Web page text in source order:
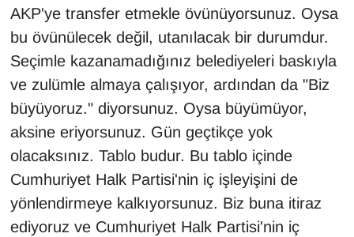
AKP'ye transfer etmekle övünüyorsunuz. Oysa
bu övünülecek değil, utanılacak bir durumdur.
Seçimle kazanamadığınız belediyeleri baskıyla
ve zulümle almaya çalışıyor, ardından da "Biz
büyüyoruz." diyorsunuz. Oysa büyümüyor,
aksine eriyorsunuz. Gün geçtikçe yok
olacaksınız. Tablo budur. Bu tablo içinde
Cumhuriyet Halk Partisi'nin iç işleyişini de
yönlendirmeye kalkıyorsunuz. Biz buna itiraz
ediyoruz ve Cumhuriyet Halk Partisi'nin iç